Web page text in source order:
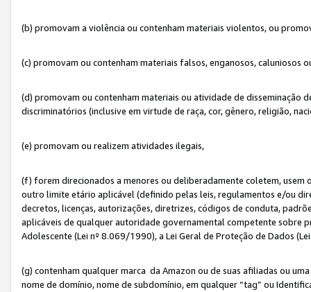
(b) promovam a violência ou contenham materiais violentos, ou
(c) promovam ou contenham materiais falsos, enganosos, caluniosos
(d) promovam ou contenham materiais ou atividade de disseminação
discriminatórios (inclusive em virtude de raça, cor, gênero, religião,
(e) promovam ou realizem atividades ilegais,
(f) forem direcionados a menores ou deliberadamente coletem, usem
outro limite etário aplicável (definido pelas leis, regulamentos e/ou
decretos, licenças, autorizações, diretrizes, códigos de conduta,
aplicáveis de qualquer autoridade governamental competente sobre
Adolescente (Lei nº 8.069/1990), a Lei Geral de Proteção de Dados
(g) contenham qualquer marca da Amazon ou de suas afiliadas ou
nome de domínio, nome de subdomínio, em qualquer “tag” ou